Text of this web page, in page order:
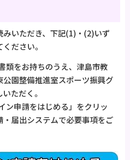
いただき、下記(1)・(2)いず
ださい。
類をお持ちのうえ、津島市教
園整備推進室スポーツ振興グ
ただく。
ン申請をはじめる」をクリッ
届出システムで必要事項をご